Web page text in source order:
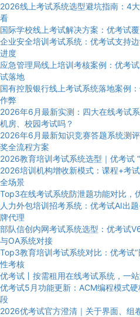
2026线上考试系统选型避坑指南：4
看
国际学校线上考试解决方案：优考试
企业安全培训考试系统：优考试支持
进度
应急管理局线上培训考核案例：优考
试落地
国有控股银行线上考试系统落地案例
作弊
2026年6月最新实测：四大在线考试
机房、校园考试吗？
2026年6月最新知识竞赛答题系统测
奖全流程方案
2026教育培训考试系统选型｜优考试
2026培训机构增收新模式：课程+考
全场景
Top3在线考试系统防泄题功能对比，
人力外包培训招考系统：优考试AI出
牌代理
部队信创内网考试系统选型：优考试
与OA系统对接
Top3教育培训考试系统对比：优考试
性考核
优考试丨按需租用在线考试系统，一
优考试5月功能更新：ACM编程模式
段
2026优考试官方澄清｜关于界面、组